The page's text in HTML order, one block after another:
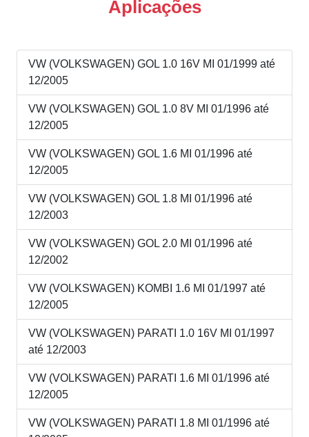
Aplicações
VW (VOLKSWAGEN) GOL 1.0 16V MI 01/1999 até
12/2005
VW (VOLKSWAGEN) GOL 1.0 8V MI 01/1996 até
12/2005
VW (VOLKSWAGEN) GOL 1.6 MI 01/1996 até
12/2005
VW (VOLKSWAGEN) GOL 1.8 MI 01/1996 até
12/2003
VW (VOLKSWAGEN) GOL 2.0 MI 01/1996 até
12/2002
VW (VOLKSWAGEN) KOMBI 1.6 MI 01/1997 até
12/2005
VW (VOLKSWAGEN) PARATI 1.0 16V MI 01/1997
até 12/2003
VW (VOLKSWAGEN) PARATI 1.6 MI 01/1996 até
12/2005
VW (VOLKSWAGEN) PARATI 1.8 MI 01/1996 até